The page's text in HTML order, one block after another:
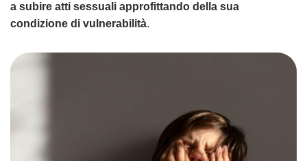
a subire atti sessuali approfittando della sua
condizione di vulnerabilità.